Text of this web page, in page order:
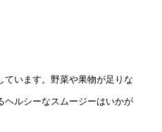
ています。野菜や果物が足りな
ヘルシーなスムージーはいかが